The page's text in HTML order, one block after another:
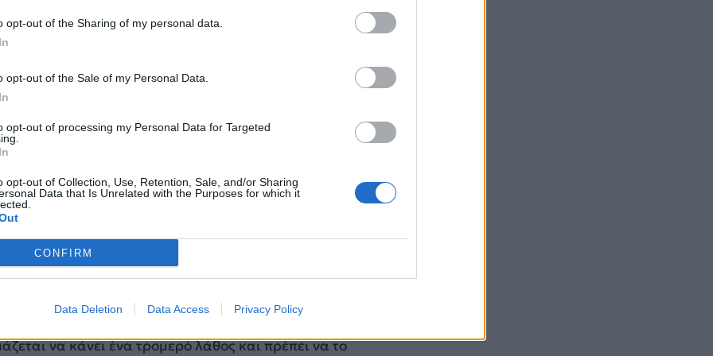
opt-out of the Sharing of my personal data.
opt-out of the Sale of my Personal Data.
opt-out of processing my Personal Data for Targeted
opt-out of Collection, Use, Retention, Sale, and/or Sharing
Data that Is Unrelated with the Purposes for which it
CONFIRM
Data Deletion Data Access Privacy Policy
13:12
Ζελένσκι στον Ορμπάν: «Δεν έχει κανένα
εμποδίσει την ένταξη της Ουκρανίας στην ΕΕ»
πρωθυπουργός Βίκτορ Ορμπάν «δεν έχει κανένα λόγο να
16:17
Εμμένει στο βέτο κατά της έναρξης ενταξιακών
να κάνει ένα τρομερό λάθος και πρέπει να το